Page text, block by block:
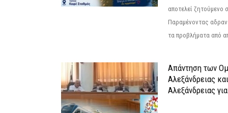
αποτελεί ζητούμενο
Παραμένοντας
τα προβλήματα από
Απάντηση των
Αλεξάνδρειας
Αλεξάνδρειας